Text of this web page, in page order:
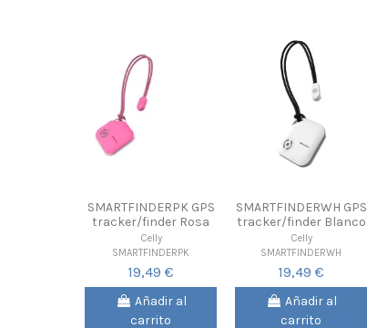
SMARTFINDERPK GPS
tracker/finder Rosa
Celly
SMARTFINDERPK
19,49 €
Añadir al
carrito
SMARTFINDERWH GPS
tracker/finder Blanco
Celly
SMARTFINDERWH
19,49 €
Añadir al
carrito